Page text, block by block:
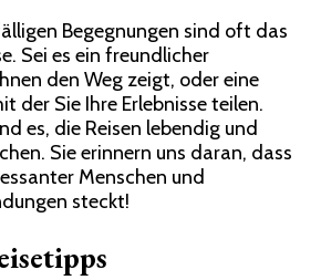
Begegnungen sind oft das
Sei es ein freundlicher
den Weg zeigt, oder eine
der Sie Ihre Erlebnisse teilen.
es, die Reisen lebendig und
Sie erinnern uns daran, dass
Menschen und
steckt!